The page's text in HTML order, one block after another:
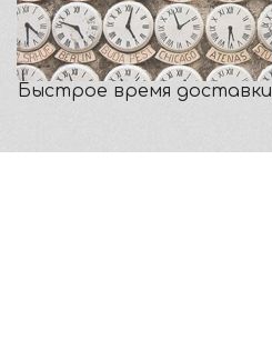
Быстрое время доставки